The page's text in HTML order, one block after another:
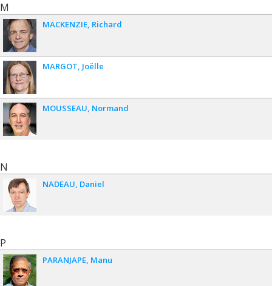
M
MACKENZIE Richard
MARGOT Joëlle
MOUSSEAU Normand
N
NADEAU Daniel
P
PARANJAPE Manu